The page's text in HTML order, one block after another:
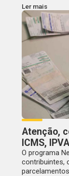
Ler mais
Atenção,
ICMS,
O programa
contribuintes,
parcelamentos